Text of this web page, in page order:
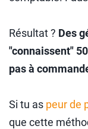
Résultat ? Des
"connaissent"
pas à
Si tu as peur de
que cette